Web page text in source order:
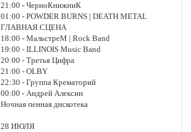
21:00 - ЧерноКнижниК
01:00 - POWDER BURNS | DEATH METAL
ГЛАВНАЯ СЦЕНА
18:00 - МальстреМ | Rock Band
19:00 - ILLINOIS Music Band
20:00 - Третья Цифра
21:00 - OLBY
22:30 - Группа Крематорий
00:00 - Андрей Алексин
Ночная пенная дискотека
28 ИЮЛЯ